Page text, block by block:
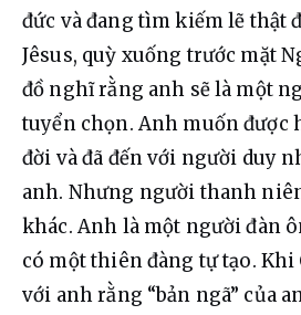
đức và đang tìm kiếm lẽ thật
Jêsus, quỳ xuống trước mặt
đồ nghĩ rằng anh sẽ là một
tuyển chọn. Anh muốn được
đời và đã đến với người duy
anh. Nhưng người thanh
khác. Anh là một người đàn
có một thiên đàng tự tạo. Khi
với anh rằng “bản ngã” của